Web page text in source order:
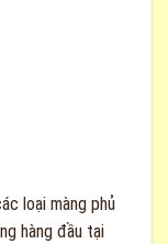
loại màng phủ
hàng đầu tại